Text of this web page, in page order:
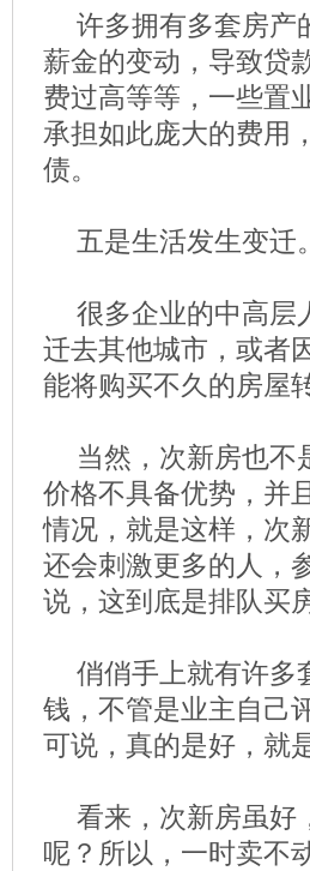
许多拥有多套房产
薪金的变动，导致贷
费过高等等，一些置
承担如此庞大的费用
债。
五是生活发生变迁。
很多企业的中高层
迁去其他城市，或者
能将购买不久的房屋
当然，次新房也不
价格不具备优势，并
情况，就是这样，次
还会刺激更多的人，
说，这到底是排队买
俏俏手上就有许多
钱，不管是业主自己
可说，真的是好，就
看来，次新房虽好
呢？所以，一时卖不